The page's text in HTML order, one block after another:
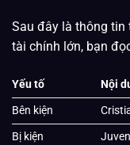
Sau đây là thông tin
tài chính lớn, bạn
Yếu tố
Nội
Bên kiện
Bị kiện